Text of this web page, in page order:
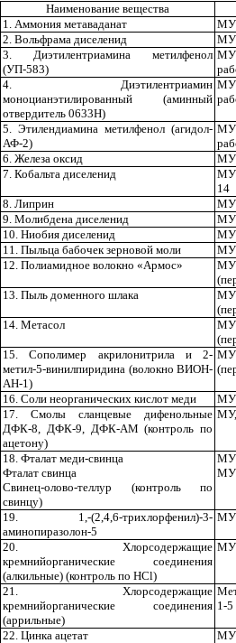
Наименование вещества
1.
Аммония метаваданат МУ
2. Вольфрама диселенид МУ
3. Диэтилентриамина метилфенол
(УП-583)
МУ
4. Диэтилентриамин
моноцианэтилированный (аминный
отвердитель 0633Н)
МУ
5. Этилендиамина метилфенол (агидол-
АФ-2)
МУ
6. Железа оксид
МУ
7. Кобальта диселенид
МУ
14
8. Липрин
МУ
9. Молибдена диселенид
МУ
10. Ниобия диселенид
МУ
11. Пыльца бабочек зерновой моли
МУ
12. Полиамидное волокно «Армос» МУ
(пе
13. Пыль доменного шлака МУ
(пе
14. Метасол
МУ
15. Сополимер акрилонитрила и 2-
метил-5-винилпиридина (волокно ВИОН-
АН-1 )
МУ
16. Соли неорганических кислот меди
МУ
17 . Смолы сланцевые дифенольные
ДФК-8, ДФК-9, ДФК-АМ (контроль по
ацетону)
МУ,
18. Фталат меди-свинца
Фталат свинца
Свинец-олово-теллур (контроль по
свинцу)
МУ
МУ
19. 1,-(2,4,6-трихлорфенил)-3-
аминопиразолон-5
МУ
20. Хлорсодержащие
кремнийорганические соединения
(алкильные) (контроль по HCl)
МУ
21.
Хлорсодержащие
кремнийорганические соединения
(аррильные)
1-5
22. Цинка ацетат МУ